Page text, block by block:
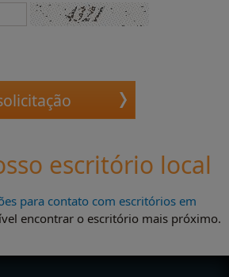
escritório local
para contato com escritórios em
encontrar o escritório mais próximo.